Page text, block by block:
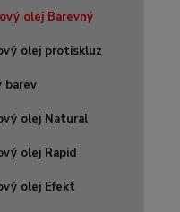
olej Barevný
olej protiskluz
barev
olej Natural
olej Rapid
olej Efekt